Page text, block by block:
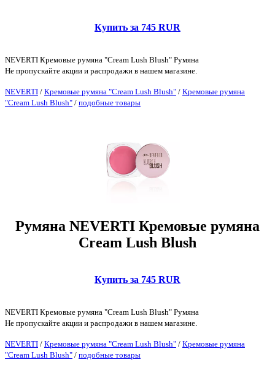
Купить за 745 RUR
NEVERTI Кремовые румяна "Cream Lush Blush" Румяна
Не пропускайте акции и распродажи в нашем магазине.
NEVERTI / Кремовые румяна "Cream Lush Blush" / Кремовые румяна
"Cream Lush Blush" / подобные товары
Румяна NEVERTI Кремовые румяна
Cream Lush Blush
Купить за 745 RUR
NEVERTI Кремовые румяна "Cream Lush Blush" Румяна
Не пропускайте акции и распродажи в нашем магазине.
NEVERTI / Кремовые румяна "Cream Lush Blush" / Кремовые румяна
"Cream Lush Blush" / подобные товары